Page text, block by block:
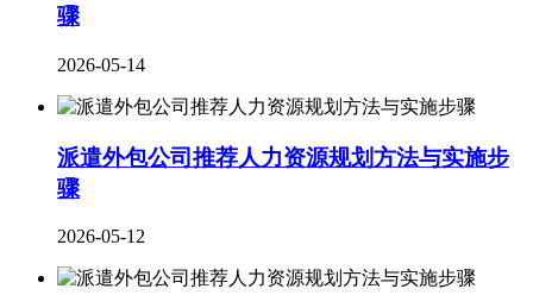
骤
2026-05-14
派遣外包公司推荐人力资源规划方法与实施步
骤
2026-05-12